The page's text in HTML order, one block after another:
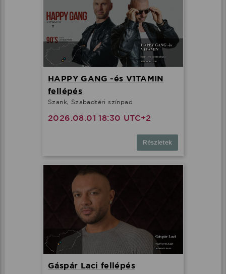
HAPPY GANG -és V1TAMIN
fellépés
Szank, Szabadtéri színpad
2026.08.01 18:30 UTC+2
Részletek
Gáspár Laci fellépés